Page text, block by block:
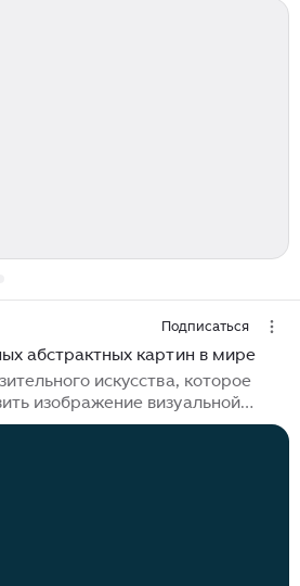
Подписаться
абстрактных картин в мире
искусства, которое
изображение визуальной
искусство, в строгом